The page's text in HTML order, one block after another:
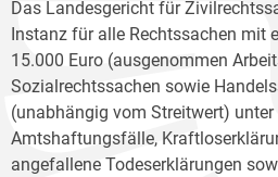
Das Landesgericht für
Instanz für alle Rechtssachen mit
15.000 Euro (ausgenommen
Sozialrechtssachen sowie
(unabhängig vom Streitwert)
Amtshaftungsfälle,
angefallene Todeserklärungen